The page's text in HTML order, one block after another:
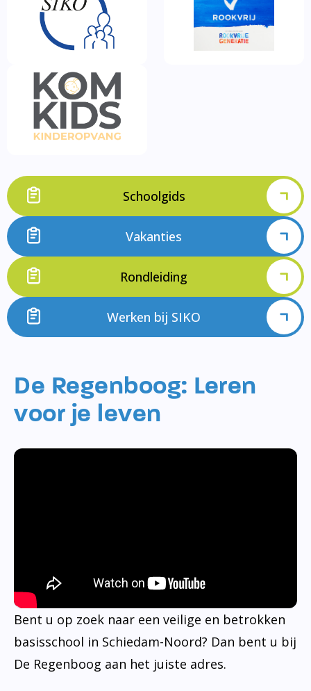
Schoolgids
Vakanties
Rondleiding
Werken bij SIKO
De Regenboog: Leren
voor je leven
Bent u op zoek naar een veilige en betrokken
basisschool in Schiedam-Noord? Dan bent u bij
De Regenboog aan het juiste adres.